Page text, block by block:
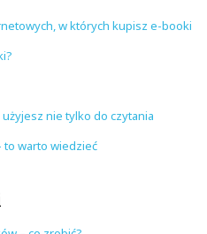
w których kupisz e-booki
nie tylko do czytania
to warto wiedzieć